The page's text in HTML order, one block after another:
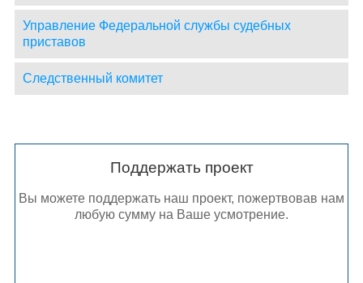
Управление Федеральной службы судебных
приставов
Следственный комитет
Поддержать проект
Вы можете поддержать наш проект, пожертвовав нам
любую сумму на Ваше усмотрение.